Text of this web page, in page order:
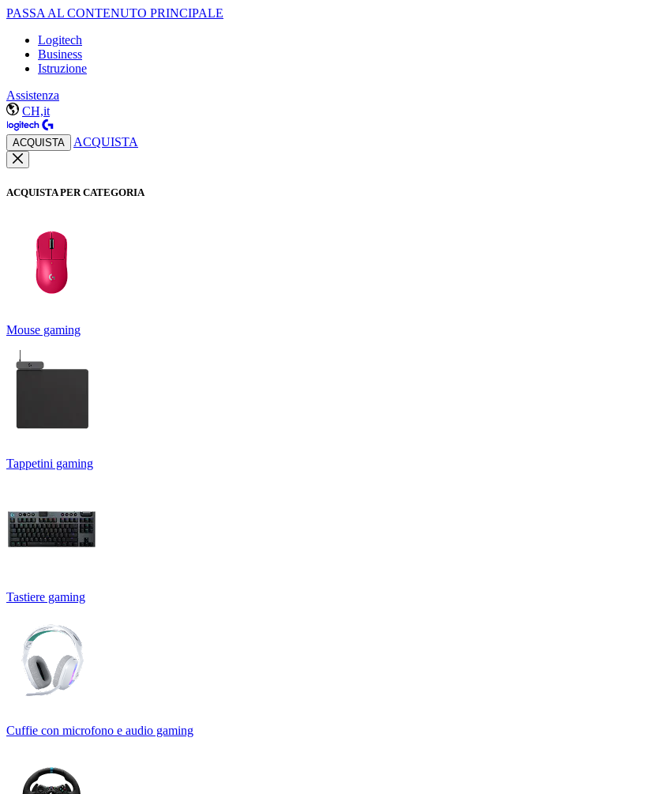
PASSA AL CONTENUTO PRINCIPALE
Logitech
Business
Istruzione
Assistenza
CH,it
ACQUISTA ACQUISTA
ACQUISTA PER CATEGORIA
Mouse gaming
Tappetini gaming
Tastiere gaming
Cuffie con microfono e audio gaming